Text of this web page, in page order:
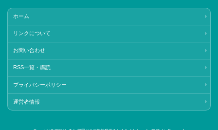
ホーム
リンクについて
お問い合わせ
RSS一覧・購読
プライバシーポリシー
運営者情報